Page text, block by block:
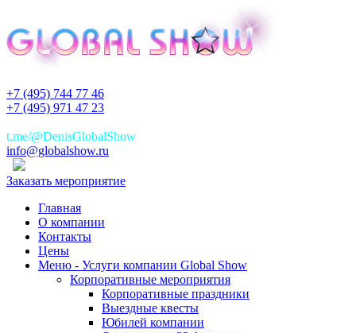
+7 (495) 744 77 46
+7 (495) 971 47 23
t.me/@DenisGlobalShow
info@globalshow.ru
Заказать мероприятие
Главная
О компании
Контакты
Цены
Меню - Услуги компании Global Show
Корпоративные мероприятия
Корпоративные праздники
Выездные квесты
Юбилей компании